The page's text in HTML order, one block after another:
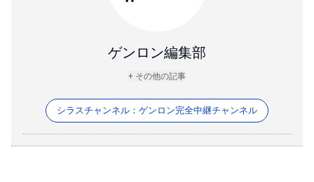
ゲンロン編集部
+ その他の記事
シラスチャンネル：ゲンロン完全中継チャンネル